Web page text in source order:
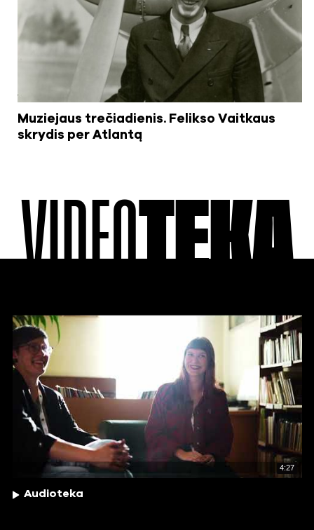
Muziejaus trečiadienis. Felikso Vaitkaus
skrydis per Atlantą
VIDEOTEKA
4:27
Audioteka